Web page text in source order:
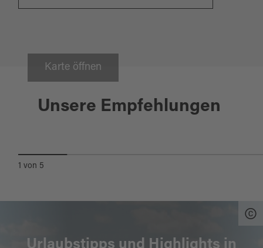
Karte öffnen
Unsere Empfehlungen
Erbendorf
1 von 5